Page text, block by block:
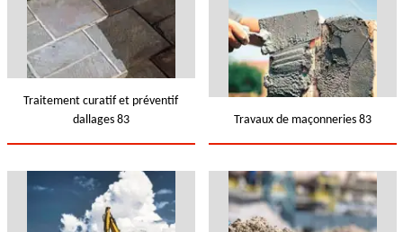
Traitement curatif et préventif
dallages 83
Travaux de maçonneries 83